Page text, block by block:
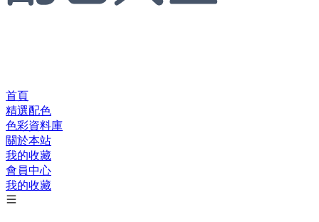
首頁
精選配色
色彩資料庫
關於本站
我的收藏
會員中心
我的收藏